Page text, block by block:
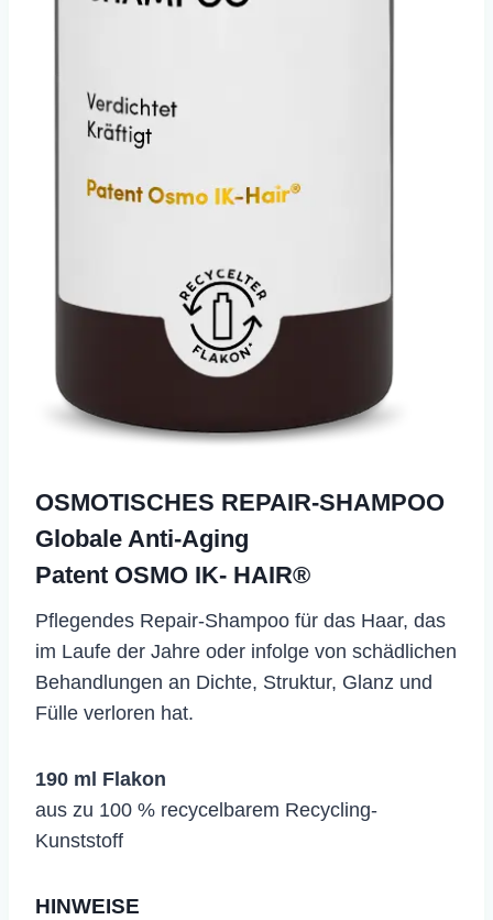
OSMOTISCHES REPAIR-SHAMPOO
Globale Anti-Aging
Patent OSMO IK- HAIR®
Pflegendes Repair-Shampoo für das Haar, das
im Laufe der Jahre oder infolge von schädlichen
Behandlungen an Dichte, Struktur, Glanz und
Fülle verloren hat.
190 ml Flakon
aus zu 100 % recycelbarem Recycling-
Kunststoff
HINWEISE